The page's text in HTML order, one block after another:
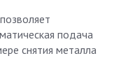
подача
снятия металла